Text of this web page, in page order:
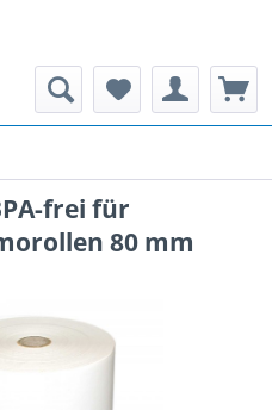
frei für
80 mm